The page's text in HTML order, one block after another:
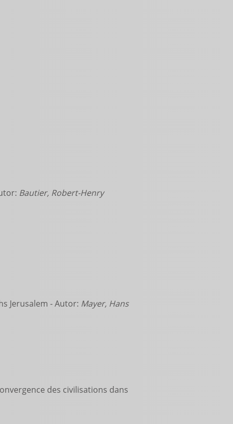
Bautier, Robert-Henry
Jerusalem - Autor: Mayer, Hans
des civilisations dans